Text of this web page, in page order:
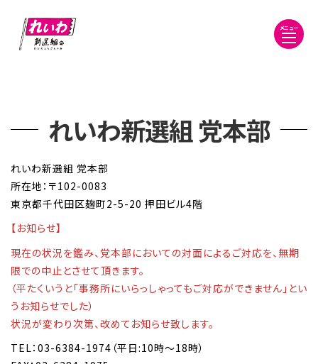
メニュー
れいわ新選組 党本部
れいわ新選組 党本部
所在地：〒102-0083
東京都千代田区麹町2-5-20 押田ビル4階
【お知らせ】
現在の状況を鑑み、党本部においての対面によるご対応を、無期
限での中止とさせて頂きます。
（平たくいうと「事務所にいらっしゃってもご対応ができません」とい
うお知らせでした）
状況が変わり次第、改めてお知らせ致します。
TEL：03-6384-1974（平日:10時〜18時）